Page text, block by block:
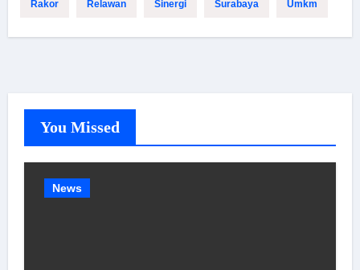
Rakor Relawan Sinergi Surabaya Umkm
You Missed
News